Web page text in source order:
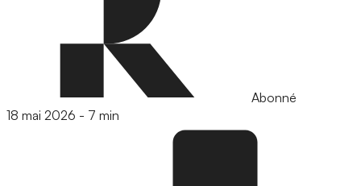
Abonné
18 mai 2026 - 7 min